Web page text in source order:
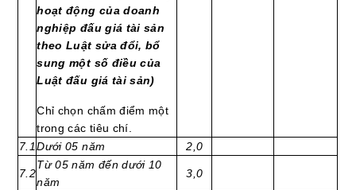
hoạt động của doanh
nghiệp đấu giá tài sản
theo Luật sửa đổi, bổ
sung một số điều của
Luật đấu giá tài sản)
Chỉ chọn chấm điểm một
trong các tiêu chí.
7.1 Dưới 05 năm 2,0
7.2
Từ 05 năm đến dưới 10
năm
3,0